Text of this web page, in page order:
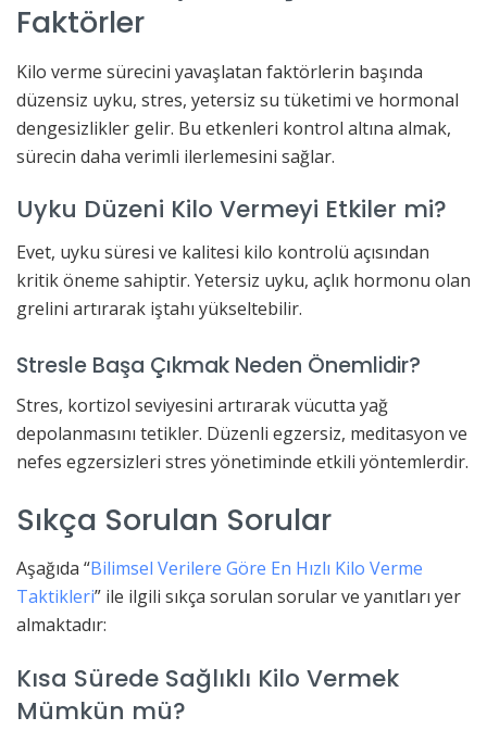
Faktörler
Kilo verme sürecini yavaşlatan faktörlerin başında
düzensiz uyku, stres, yetersiz su tüketimi ve hormonal
dengesizlikler gelir. Bu etkenleri kontrol altına almak,
sürecin daha verimli ilerlemesini sağlar.
Uyku Düzeni Kilo Vermeyi Etkiler mi?
Evet, uyku süresi ve kalitesi kilo kontrolü açısından
kritik öneme sahiptir. Yetersiz uyku, açlık hormonu olan
grelini artırarak iştahı yükseltebilir.
Stresle Başa Çıkmak Neden Önemlidir?
Stres, kortizol seviyesini artırarak vücutta yağ
depolanmasını tetikler. Düzenli egzersiz, meditasyon ve
nefes egzersizleri stres yönetiminde etkili yöntemlerdir.
Sıkça Sorulan Sorular
Aşağıda “Bilimsel Verilere Göre En Hızlı Kilo Verme
Taktikleri” ile ilgili sıkça sorulan sorular ve yanıtları yer
almaktadır:
Kısa Sürede Sağlıklı Kilo Vermek
Mümkün mü?